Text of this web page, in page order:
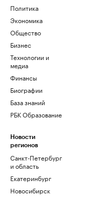
Политика
Экономика
Общество
Бизнес
Технологии и
медиа
Финансы
Биографии
База знаний
РБК Образование
Новости
регионов
Санкт-Петербург
и область
Екатеринбург
Новосибирск